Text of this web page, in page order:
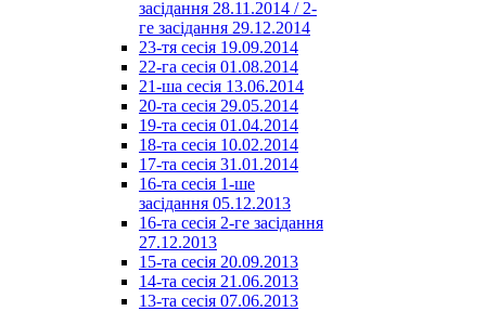
засідання 28.11.2014 / 2-
ге засідання 29.12.2014
23-тя сесія 19.09.2014
22-га сесія 01.08.2014
21-ша сесія 13.06.2014
20-та сесія 29.05.2014
19-та сесія 01.04.2014
18-та сесія 10.02.2014
17-та сесія 31.01.2014
16-та сесія 1-ше
засідання 05.12.2013
16-та сесія 2-ге засідання
27.12.2013
15-та сесія 20.09.2013
14-та сесія 21.06.2013
13-та сесія 07.06.2013